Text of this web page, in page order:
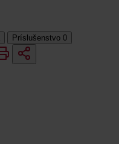
Príslušenstvo 0